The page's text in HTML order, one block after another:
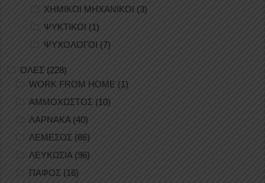
ΧΗΜΙΚΟΙ ΜΗΧΑΝΙΚΟΙ (3)
ΨΥΚΤΙΚΟΙ (1)
ΨΥΧΟΛΟΓΟΙ (7)
ΟΛΕΣ (228)
WORK FROM HOME (1)
ΑΜΜΟΧΩΣΤΟΣ (10)
ΛΑΡΝΑΚΑ(40)
ΛΕΜΕΣΟΣ (86)
ΛΕΥΚΩΣΙΑ(96)
ΠΑΦΟΣ (16)